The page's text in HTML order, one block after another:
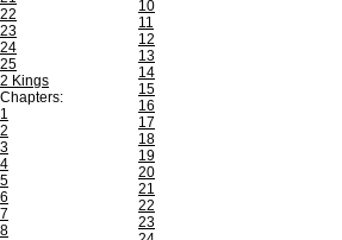
22
23
24
25
2 Kings
Chapters:
1
2
3
4
5
6
7
8
10
11
12
13
14
15
16
17
18
19
20
21
22
23